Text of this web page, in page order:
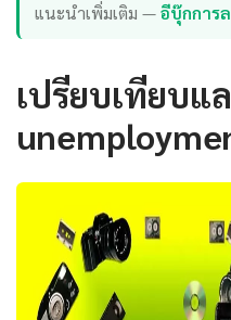
แนะนำเพิ่มเติม —อีบุ๊กการ
เปรียบเทียบแ